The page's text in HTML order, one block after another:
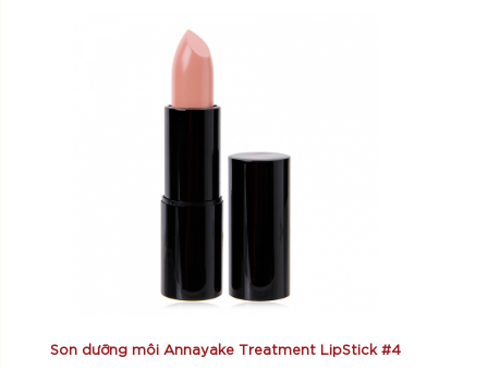
Son dưỡng môi Annayake Treatment LipStick #4